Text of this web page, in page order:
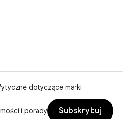
dotyczące marki
i porady
Subskrybuj